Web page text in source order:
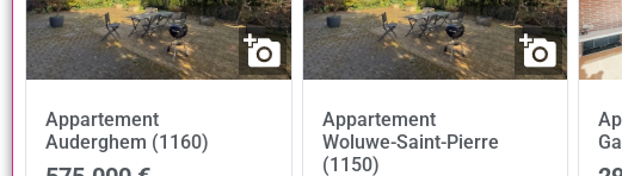
Appartement
Auderghem (1160)
Appartement
Woluwe-Saint-Pierre
(1150)